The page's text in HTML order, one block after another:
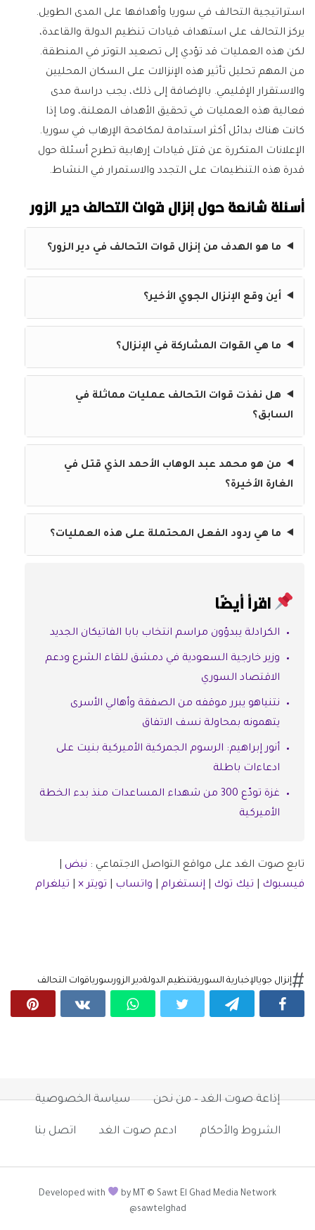
استراتيجية التحالف في سوريا وأهدافها على المدى الطويل.
يركز التحالف على استهداف قيادات تنظيم الدولة والقاعدة،
لكن هذه العمليات قد تؤدي إلى تصعيد التوتر في المنطقة.
من المهم تحليل تأثير هذه الإنزالات على السكان المحليين
والاستقرار الإقليمي. بالإضافة إلى ذلك، يجب دراسة مدى
فعالية هذه العمليات في تحقيق الأهداف المعلنة، وما إذا
كانت هناك بدائل أكثر استدامة لمكافحة الإرهاب في سوريا.
الإعلانات المتكررة عن قتل قيادات إرهابية تطرح أسئلة حول
قدرة هذه التنظيمات على التجدد والاستمرار في النشاط.
أسئلة شائعة حول إنزال قوات التحالف دير الزور
ما هو الهدف من إنزال قوات التحالف في دير الزور؟
أين وقع الإنزال الجوي الأخير؟
ما هي القوات المشاركة في الإنزال؟
هل نفذت قوات التحالف عمليات مماثلة في
السابق؟
من هو محمد عبد الوهاب الأحمد الذي قتل في
الغارة الأخيرة؟
ما هي ردود الفعل المحتملة على هذه العمليات؟
اقرأ أيضًا
الكرادلة يبدؤون مراسم انتخاب بابا الفاتيكان الجديد
وزير خارجية السعودية في دمشق للقاء الشرع ودعم
الاقتصاد السوري
نتنياهو يبرر موقفه من الصفقة وأهالي الأسرى
يتهمونه بمحاولة نسف الاتفاق
أنور إبراهيم: الرسوم الجمركية الأميركية بنيت على
ادعاءات باطلة
غزة تودّع 300 من شهداء المساعدات منذ بدء الخطة
الأميركية
تابع صوت الغد على مواقع التواصل الاجتماعي : نبض
فيسبوك
تيك توك إنستغرام واتساب تويتر × تيلغرام
إنزال جويالإخبارية السوريةتنظيم الدولةدير الزورسورياقوات التحالف
إذاعة صوت الغد – من نحن سياسة الخصوصية
الشروط والأحكام ادعم صوت الغد اتصل بنا
Developed with
by MT © Sawt El Ghad Media Network
@sawtelghad